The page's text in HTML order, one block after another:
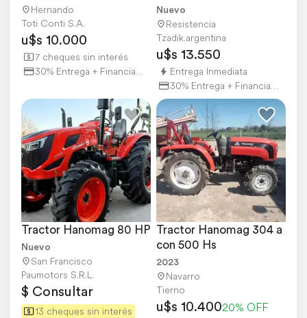
Hidraulica. Motor 0
Hernando
Toti Conti S.A.
u$s 10.000
7 cheques sin interés
30% Entrega + Financiación
50hp 4wd
Nuevo
Resistencia
Tzadik.argentina
u$s 13.550
Entrega Inmediata
30% Entrega + Financiación
Tractor Hanomag 80 HP
Nuevo
San Francisco
Paumotors S.R.L.
$ Consultar
13 cheques sin interés
Tractor Hanomag 304 a
con 500 Hs
2023
Navarro
Tierno
u$s 10.40020% OFF